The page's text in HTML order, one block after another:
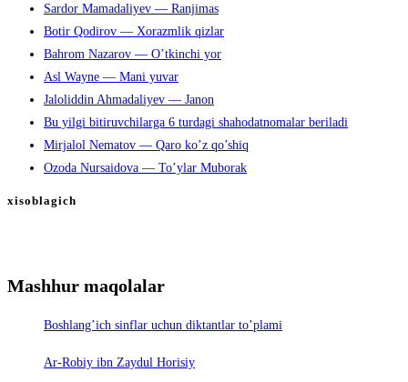
Sardor Mamadaliyev — Ranjimas
Botir Qodirov — Xorazmlik qizlar
Bahrom Nazarov — O’tkinchi yor
Asl Wayne — Mani yuvar
Jaloliddin Ahmadaliyev — Janon
Bu yilgi bitiruvchilarga 6 turdagi shahodatnomalar beriladi
Mirjalol Nematov — Qaro ko’z qo’shiq
Ozoda Nursaidova — To’ylar Muborak
xisoblagich
Mashhur maqolalar
Boshlang’ich sinflar uchun diktantlar to’plami
Ar-Robiy ibn Zaydul Horisiy